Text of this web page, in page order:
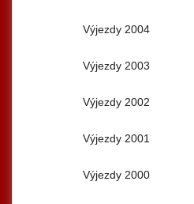
Výjezdy 2004
Výjezdy 2003
Výjezdy 2002
Výjezdy 2001
Výjezdy 2000